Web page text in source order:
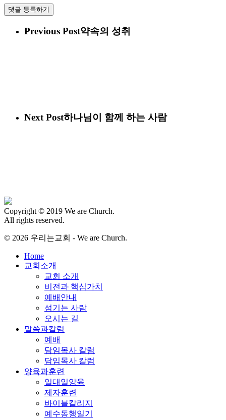
Previous Post약속의 성취
Next Post하나님이 함께 하는 사람
Copyright © 2019 We are Church.
All rights reserved.
© 2026 우리는교회 - We are Church.
Close
Menu
Home
교회소개
교회 소개
비전과 핵심가치
예배안내
섬기는 사람
오시는 길
말씀과칼럼
예배
담임목사 칼럼
담임목사 칼럼
양육과훈련
일대일양육
제자훈련
바이블칼리지
예수동행일기